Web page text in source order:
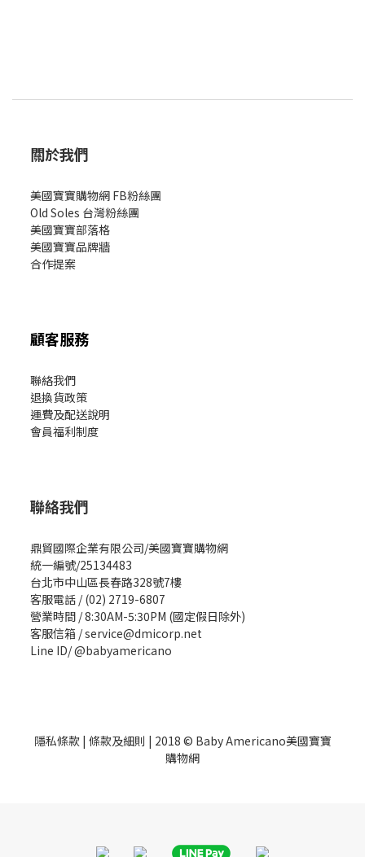
關於我們
美國寶寶購物網 FB粉絲團
Old Soles 台灣粉絲團
美國寶寶部落格
美國寶寶品牌牆
合作提案
顧客服務
聯絡我們
退換貨政策
運費及配送說明
會員福利制度
聯絡我們
鼎貿國際企業有限公司/美國寶寶購物網
統一編號/25134483
台北市中山區長春路328號7樓
客服電話 / (02) 2719-6807
營業時間 / 8:30AM-5:30PM (國定假日除外)
客服信箱 / service@dmicorp.net
Line ID/ @babyamericano
隱私條款| 條款及細則 | 2018 © Baby Americano美國寶寶
購物網